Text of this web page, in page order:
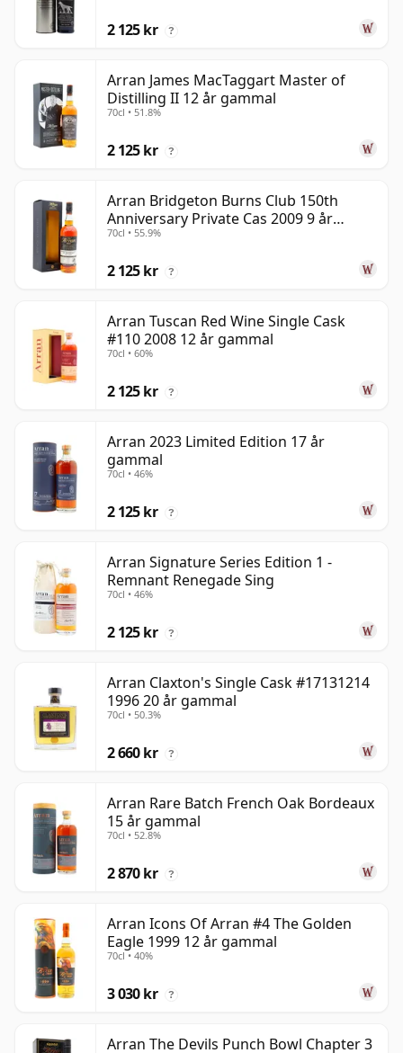
2 125 kr ?
Arran James MacTaggart Master of
Distilling II 12 år gammal
70cl • 51.8%
2 125 kr ?
Arran Bridgeton Burns Club 150th
Anniversary Private Cas 2009 9 år
gammal
70cl • 55.9%
2 125 kr ?
Arran Tuscan Red Wine Single Cask
#110 2008 12 år gammal
70cl • 60%
2 125 kr ?
Arran 2023 Limited Edition 17 år
gammal
70cl • 46%
2 125 kr ?
Arran Signature Series Edition 1 -
Remnant Renegade Sing
70cl • 46%
2 125 kr ?
Arran Claxton's Single Cask #17131214
1996 20 år gammal
70cl • 50.3%
2 660 kr ?
Arran Rare Batch French Oak Bordeaux
15 år gammal
70cl • 52.8%
2 870 kr ?
Arran Icons Of Arran #4 The Golden
Eagle 1999 12 år gammal
70cl • 40%
3 030 kr ?
Arran The Devils Punch Bowl Chapter 3